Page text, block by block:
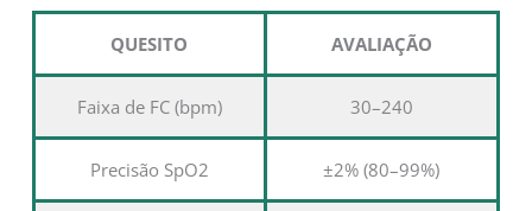
QUESITO AVALIAÇÃO
Faixa de FC (bpm) 30–240
Precisão SpO2 ±2% (80–99%)